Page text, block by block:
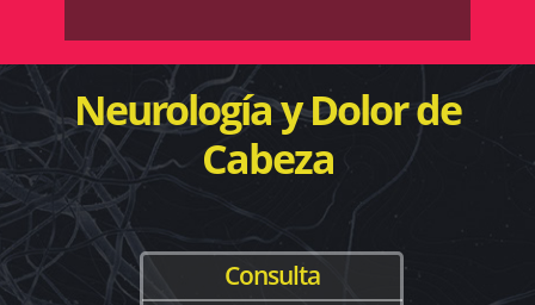
Neurología y Dolor de
Cabeza
Consulta